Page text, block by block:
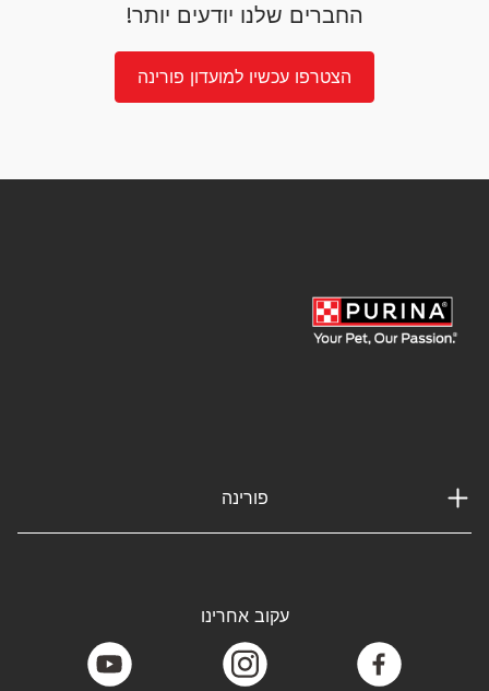
החברים שלנו יודעים יותר!
הצטרפו עכשיו למועדון פורינה
פורינה
עקוב אחרינו
facebook
instagram
youtube